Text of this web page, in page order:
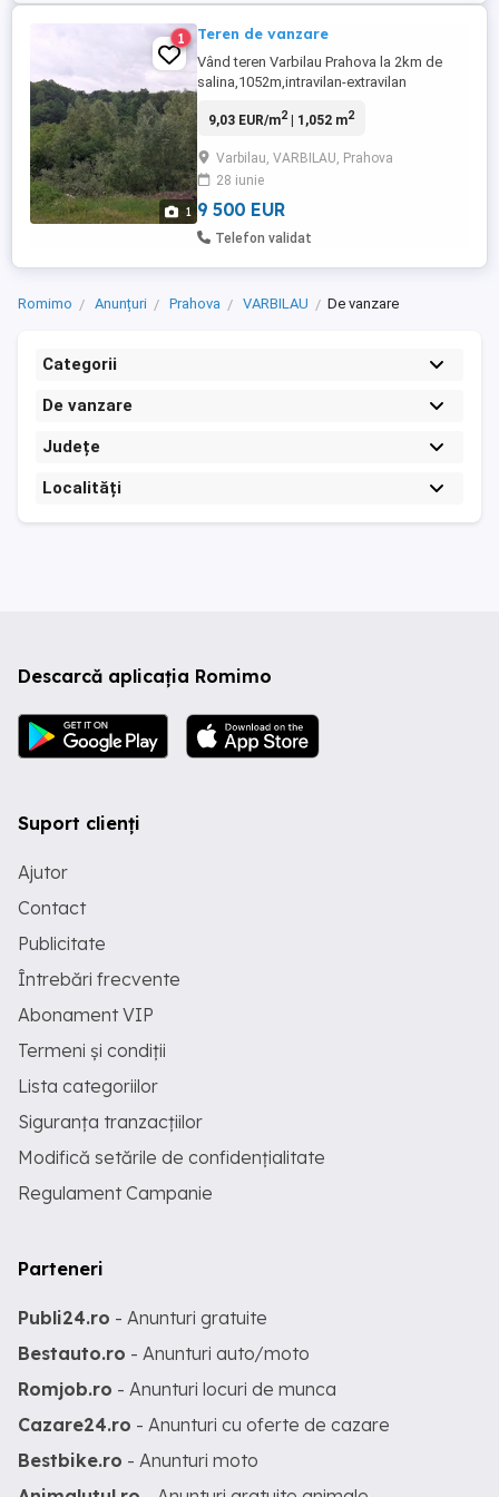
1
1 Teren de vanzare
Vând teren Varbilau Prahova la 2km de
salina,1052m,intravilan-extravilan
9,03 EUR/m2| 1,052 m2
Varbilau, VARBILAU, Prahova
28 iunie
9 500 EUR
Telefon validat
Romimo Anunțuri Prahova VARBILAU De vanzare
Categorii
De vanzare
Județe
Localități
Descarcă aplicația Romimo
Suport clienți
Ajutor
Contact
Publicitate
Întrebări frecvente
Abonament VIP
Termeni și condiții
Lista categoriilor
Siguranța tranzacțiilor
Modifică setările de confidențialitate
Regulament Campanie
Parteneri
Publi24.ro - Anunturi gratuite
Bestauto.ro - Anunturi auto/moto
Romjob.ro - Anunturi locuri de munca
Cazare24.ro - Anunturi cu oferte de cazare
Bestbike.ro - Anunturi moto